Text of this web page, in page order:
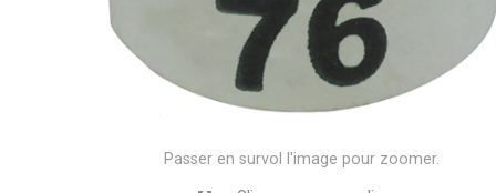
Passer en survol l'image pour zoomer.